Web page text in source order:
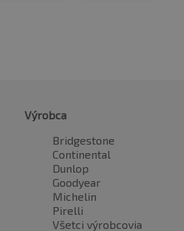
Výrobca
Bridgestone
Continental
Dunlop
Goodyear
Michelin
Pirelli
Všetci výrobcovia